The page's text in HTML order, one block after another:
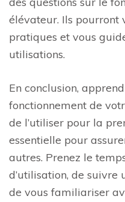
élévateur. Ils pourront
pratiques et vous
utilisations.
En conclusion,
fonctionnement de
de l’utiliser pour la
essentielle pour
autres. Prenez le
d’utilisation, de
de vous familiariser